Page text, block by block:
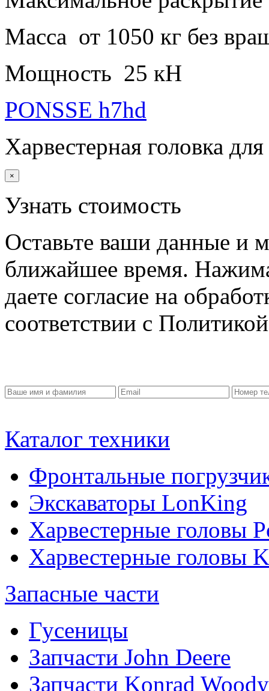
Масса от 1050 кг без
Мощность 25 кН
PONSSE h7hd
Харвестерная головка для
×
Узнать стоимость
Оставьте ваши данные и
ближайшее время.
даете согласие на
соответствии с
Каталог техники
Фронтальные
Экскаваторы LonKing
Харвестерные головы
Харвестерные головы
Запасные части
Гусеницы
Запчасти John Deere
Запчасти Konrad Woody